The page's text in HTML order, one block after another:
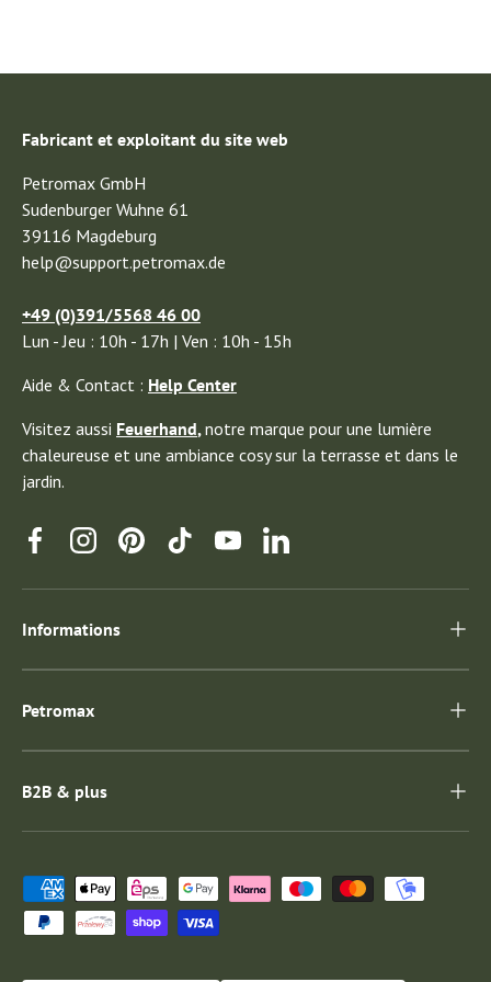
Alles zur Zufriedenheit, heil u
"Alles zur Zufriedenheit, heil u sehr schnell bei mir angekommen. Über die Qualität der
Waren gibt es nichts negatives zu sagen, immer wieder gern."
Herr S. (5/5
Q&A
Fabricant et exploitant du site web
Petromax GmbH
Sudenburger Wuhne 61
39116 Magdeburg
help@support.petromax.de
+49 (0)391/5568 46 00
Lun - Jeu : 10h - 17h | Ven : 10h - 15h
Aide & Contact : Help Center
Visitez aussi Feuerhand, notre marque pour une lumière
chaleureuse et une ambiance cosy sur la terrasse et dans le
jardin.
FacebookInstagramPinterestTikTokYouTubeLinkedin
Informations
Petromax
B2B & plus
Moyens de paiement acceptés